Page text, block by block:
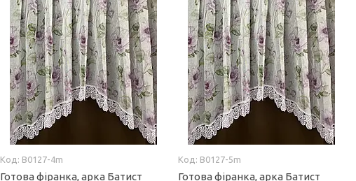
B0127-4m
Готова фіранка, арка Батист
B0127-5m
Готова фіранка, арка Батист